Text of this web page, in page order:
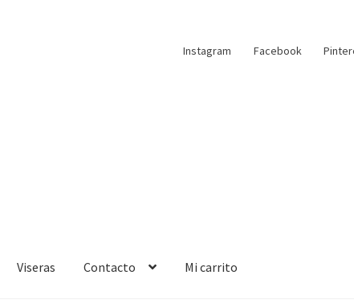
Instagram Facebook
Viseras Contacto Mi carrito